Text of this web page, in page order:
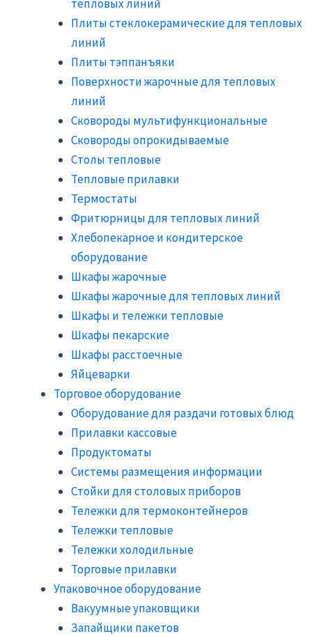
тепловых линий
Плиты стеклокерамические для тепловых
линий
Плиты тэппанъяки
Поверхности жарочные для тепловых
линий
Сковороды мультифункциональные
Сковороды опрокидываемые
Столы тепловые
Тепловые прилавки
Термостаты
Фритюрницы для тепловых линий
Хлебопекарное и кондитерское
оборудование
Шкафы жарочные
Шкафы жарочные для тепловых линий
Шкафы и тележки тепловые
Шкафы пекарские
Шкафы расстоечные
Яйцеварки
Торговое оборудование
Оборудование для раздачи готовых блюд
Прилавки кассовые
Продуктоматы
Системы размещения информации
Стойки для столовых приборов
Тележки для термоконтейнеров
Тележки тепловые
Тележки холодильные
Торговые прилавки
Упаковочное оборудование
Вакуумные упаковщики
Запайщики пакетов